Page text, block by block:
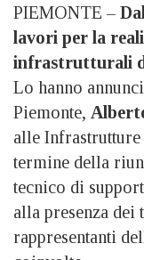
PIEMONTE –
lavori per la
infrastrutturali
Lo hanno
Piemonte,
alle Infrastrutture
termine della
tecnico di
alla presenza dei
rappresentanti